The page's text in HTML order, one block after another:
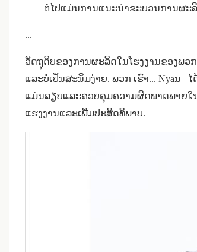
ຕໍ່ໄປແມ່ນການແນະນໍາຂະບວນການຜະລິ
...
ວັດຖຸດິບຂອງການຜະລິດໃນໂຮງງານຂອງພວ
ແລະບໍ່ເປັນສະນິມງ່າຍ. ພວກ ເຮົາ... Nyaນ
ໄ
ແມ່ນລຽບແລະຄວບຄຸມຄວາມຜິດພາດພາຍໃ
ແຮງງານແລະເພີ່ມປະສິດທິພາບ.